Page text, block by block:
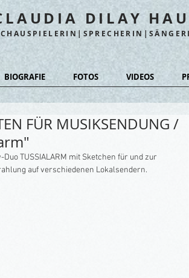
DILAY
FÜR MUSIKSENDUNG /
TUSSIALARM mit Sketchen für und zur
auf verschiedenen Lokalsendern.
BIOGRAFIE FOTOS VIDEOS